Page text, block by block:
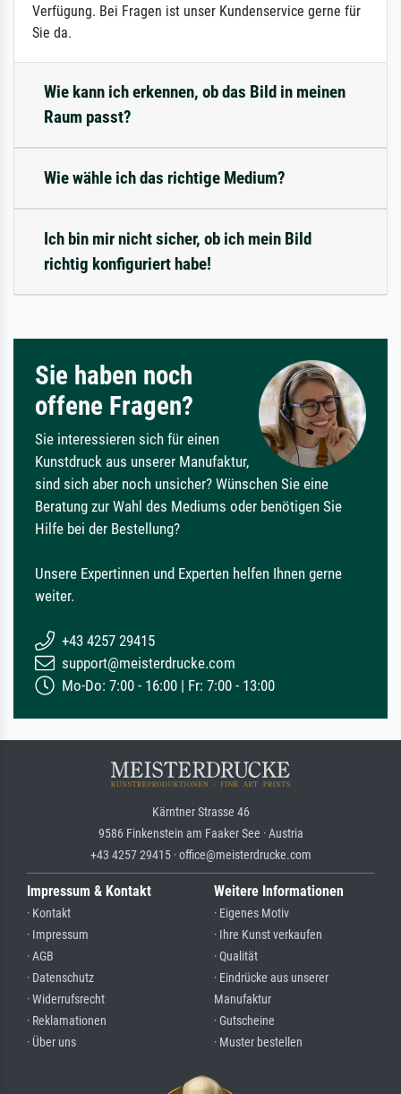
Verfügung. Bei Fragen ist unser Kundenservice gerne für
Sie da.
Wie kann ich erkennen, ob das Bild in meinen
Raum passt?
Wie wähle ich das richtige Medium?
Ich bin mir nicht sicher, ob ich mein Bild
richtig konfiguriert habe!
Sie haben noch
offene Fragen?
Sie interessieren sich für einen
Kunstdruck aus unserer Manufaktur,
sind sich aber noch unsicher? Wünschen Sie eine
Beratung zur Wahl des Mediums oder benötigen Sie
Hilfe bei der Bestellung?
Unsere Expertinnen und Experten helfen Ihnen gerne
weiter.
+43 4257 29415
support@meisterdrucke.com
Mo-Do: 7:00 - 16:00 | Fr: 7:00 - 13:00
Kärntner Strasse 46
9586 Finkenstein am Faaker See · Austria
+43 4257 29415 · office@meisterdrucke.com
Impressum & Kontakt
· Kontakt
· Impressum
· AGB
· Datenschutz
· Widerrufsrecht
· Reklamationen
· Über uns
Weitere Informationen
· Eigenes Motiv
· Ihre Kunst verkaufen
· Qualität
· Eindrücke aus unserer
Manufaktur
· Gutscheine
· Muster bestellen